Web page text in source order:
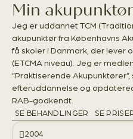
2004
Min
Jeg er uddannet TCM
akupunktør fra Københavns
få skoler i Danmark, der
(ETCMA niveau). Jeg er
”Praktiserende
efteruddannelse og
RAB-godkendt.
SE BEHANDLINGER SE